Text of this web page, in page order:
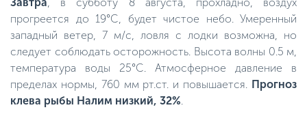
прогреется до 19°C, будет чистое небо. Умеренный
западный ветер, 7 м/с, ловля с лодки возможна, но
следует соблюдать осторожность. Высота волны 0.5 м,
температура воды 25°C. Атмосферное давление в
пределах нормы, 760 мм рт.ст. и повышается. Прогноз
клева рыбы Налим низкий, 32%.